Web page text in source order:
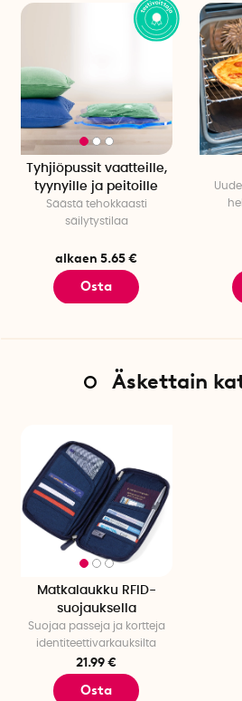
Tyhjiöpussit vaatteille,
tyynyille ja peitoille
Säästä tehokkaasti
säilytystilaa
alkaen 5.65 €
Osta
Äskettain
Matkalaukku RFID-
suojauksella
Suojaa passeja ja kortteja
identiteettivarkauksilta
21.99 €
Osta